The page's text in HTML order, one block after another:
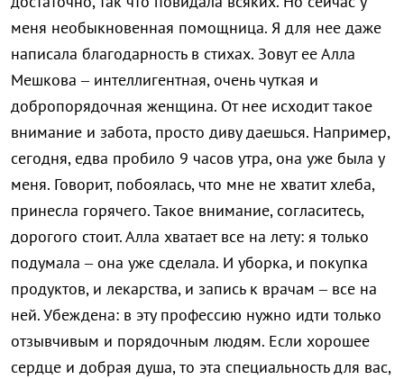
меня необыкновенная помощница. Я для нее даже
написала благодарность в стихах. Зовут ее Алла
Мешкова – интеллигентная, очень чуткая и
добропорядочная женщина. От нее исходит такое
внимание и забота, просто диву даешься. Например,
сегодня, едва пробило 9 часов утра, она уже была у
меня. Говорит, побоялась, что мне не хватит хлеба,
принесла горячего. Такое внимание, согласитесь,
дорогого стоит. Алла хватает все на лету: я только
подумала – она уже сделала. И уборка, и покупка
продуктов, и лекарства, и запись к врачам – все на
ней. Убеждена: в эту профессию нужно идти только
отзывчивым и порядочным людям. Если хорошее
сердце и добрая душа, то эта специальность для вас,